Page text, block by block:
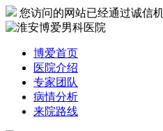
您访问的网站已经通过诚信
博爱首页
医院介绍
专家团队
病情分析
来院路线